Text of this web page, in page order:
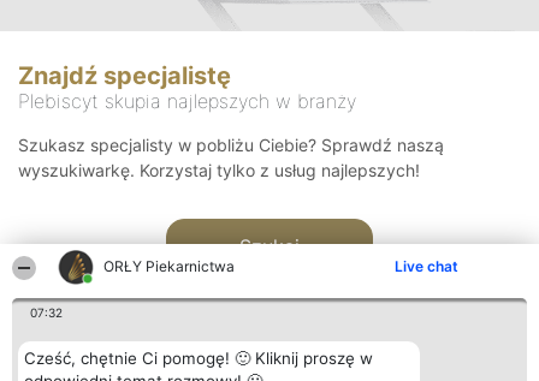
ORŁY Piekarnictwa Live chat
07:32
Cześć, chętnie Ci pomogę! 🙂 Kliknij proszę w
Znajdź specjalistę
Plebiscyt skupia najlepszych w branży
Szukasz specjalisty w pobliżu Ciebie? Sprawdź naszą
wyszukiwarkę. Korzystaj tylko z usług najlepszych!
Szukaj